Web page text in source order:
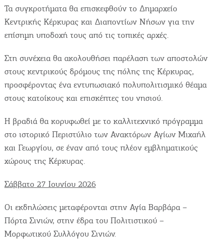
Τα συγκροτήματα θα επισκεφθούν το Δημαρχείο
Κεντρικής Κέρκυρας και Διαποντίων Νήσων για την
επίσημη υποδοχή τους από τις τοπικές αρχές.
Στη συνέχεια θα ακολουθήσει παρέλαση των αποστολών
στους κεντρικούς δρόμους της πόλης της Κέρκυρας,
προσφέροντας ένα εντυπωσιακό πολυπολιτισμικό θέαμα
στους κατοίκους και επισκέπτες του νησιού.
Η βραδιά θα κορυφωθεί με το καλλιτεχνικό πρόγραμμα
στο ιστορικό Περιστύλιο των Ανακτόρων Αγίων Μιχαήλ
και Γεωργίου, σε έναν από τους πλέον εμβληματικούς
χώρους της Κέρκυρας.
Σάββατο 27 Ιουνίου 2026
Οι εκδηλώσεις μεταφέρονται στην Αγία Βαρβάρα –
Πόρτα Σινιών, στην έδρα του Πολιτιστικού –
Μορφωτικού Συλλόγου Σινιών.